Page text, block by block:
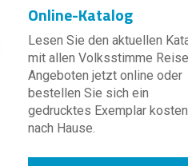
Online-Katalog
Lesen Sie den aktuellen
mit allen Volksstimme
Angeboten jetzt online oder
bestellen Sie sich ein
gedrucktes Exemplar
nach Hause.